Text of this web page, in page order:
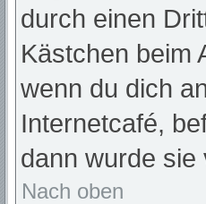
durch einen
Kästchen beim
wenn du dich
Internetcafé,
dann wurde
Nach oben